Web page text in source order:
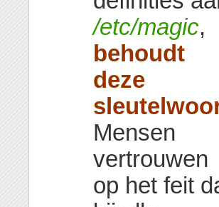
/etc/magic,
behoudt
deze
Mensen
vertrouwen
op het feit